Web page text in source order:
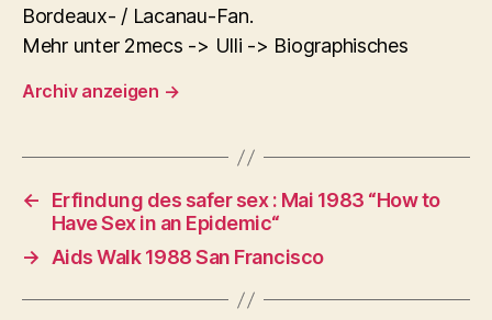
Bordeaux- / Lacanau-Fan.
Mehr unter 2mecs -> Ulli -> Biographisches
Archiv anzeigen →
←
Erfindung des safer sex : Mai 1983 “How to
Have Sex in an Epidemic“
→
Aids Walk 1988 San Francisco